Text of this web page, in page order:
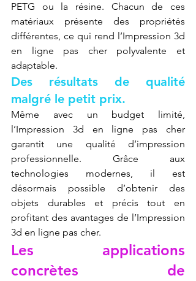
PETG ou la résine. Chacun de ces
matériaux présente des propriétés
différentes, ce qui rend l’Impression 3d
en ligne pas cher polyvalente et
adaptable.
Des résultats de qualité
malgré le petit prix.
Même avec un budget limité,
l’Impression 3d en ligne pas cher
garantit une qualité d’impression
professionnelle. Grâce aux
technologies modernes, il est
désormais possible d’obtenir des
objets durables et précis tout en
profitant des avantages de l’Impression
3d en ligne pas cher.
Les applications
concrètes de